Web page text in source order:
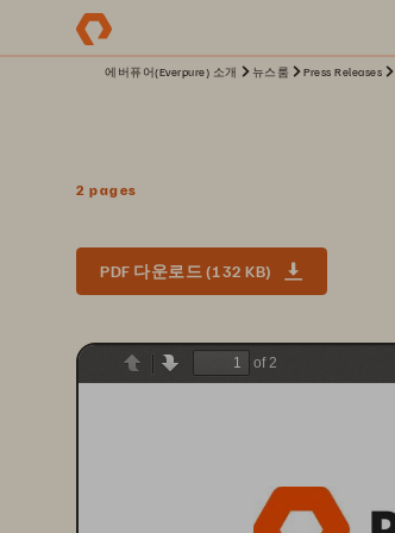
에버퓨어(Everpure) 소개 뉴스룸 Press Releases
2 pages
PDF 다운로드 (132 KB)
PreviousNext
of 2